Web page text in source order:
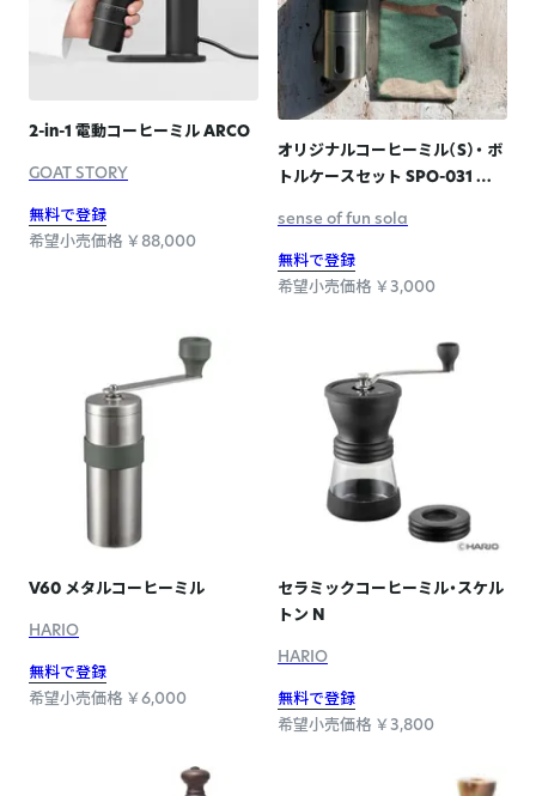
2-in-1 電動コーヒーミル ARCO
GOAT STORY
無料で登録
希望小売価格 ￥88,000
オリジナルコーヒーミル（S）・ ボ
トルケースセット SPO-031 ウ
sense of fun sola
無料で登録
希望小売価格 ￥3,000
V60 メタルコーヒーミル
HARIO
無料で登録
希望小売価格 ￥6,000
セラミックコーヒーミル・スケル
トン N
HARIO
無料で登録
希望小売価格 ￥3,800